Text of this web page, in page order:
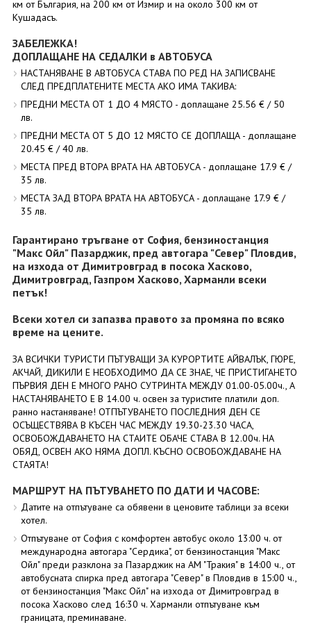
км от България, на 200 км от Измир и на около 300 км от
Кушадасъ.
ЗАБЕЛЕЖКА!
ДОПЛАЩАНЕ НА СЕДАЛКИ в АВТОБУСА
НАСТАНЯВАНЕ В АВТОБУСА СТАВА ПО РЕД НА ЗАПИСВАНЕ
СЛЕД ПРЕДПЛАТЕНИТЕ МЕСТА АКО ИМА ТАКИВА:
ПРЕДНИ МЕСТА ОТ 1 ДО 4 МЯСТО - доплащане 25.56 € / 50
лв.
ПРЕДНИ МЕСТА ОТ 5 ДО 12 МЯСТО СЕ ДОПЛАЩА - доплащане
20.45 € / 40 лв.
МЕСТА ПРЕД ВТОРА ВРАТА НА АВТОБУСА - доплащане 17.9 € /
35 лв.
МЕСТА ЗАД ВТОРА ВРАТА НА АВТОБУСА - доплащане 17.9 € /
35 лв.
Гарантирано тръгване от София, бензиностанция
"Макс Ойл" Пазарджик, пред автогара "Север" Пловдив,
на изхода от Димитровград в посока Хасково,
Димитровград, Газпром Хасково, Харманли всеки
петък!
Всеки хотел си запазва правото за промяна по всяко
време на цените.
ЗА ВСИЧКИ ТУРИСТИ ПЪТУВАЩИ ЗА КУРОРТИТЕ АЙВАЛЪК, ГЮРЕ,
АКЧАЙ, ДИКИЛИ Е НЕОБХОДИМО ДА СЕ ЗНАЕ, ЧЕ ПРИСТИГАНЕТО
ПЪРВИЯ ДЕН Е МНОГО РАНО СУТРИНТА МЕЖДУ 01.00-05.00ч., А
НАСТАНЯВАНЕТО Е В 14.00 ч. освен за туристите платили доп.
ранно настаняване! ОТПЪТУВАНЕТО ПОСЛЕДНИЯ ДЕН СЕ
ОСЪЩЕСТВЯВА В КЪСЕН ЧАС МЕЖДУ 19.30-23.30 ЧАСА,
ОСВОБОЖДАВАНЕТО НА СТАИТЕ ОБАЧЕ СТАВА В 12.00ч. НА
ОБЯД, ОСВЕН АКО НЯМА ДОПЛ. КЪСНО ОСВОБОЖДАВАНЕ НА
СТАЯТА!
МАРШРУТ НА ПЪТУВАНЕТО ПО ДАТИ И ЧАСОВЕ:
Датите на отпътуване са обявени в ценовите таблици за всеки
хотел.
Отпътуване от София с комфортен автобус около 13:00 ч. от
международна автогара "Сердика", от бензиностанция "Макс
Ойл" преди разклона за Пазарджик на АМ "Тракия" в 14:00 ч., от
автобусната спирка пред автогара "Север" в Пловдив в 15:00 ч.,
от бензиностанция "Макс Ойл" на изхода от Димитровград в
посока Хасково след 16:30 ч. Харманли отпътуване към
границата, преминаване.